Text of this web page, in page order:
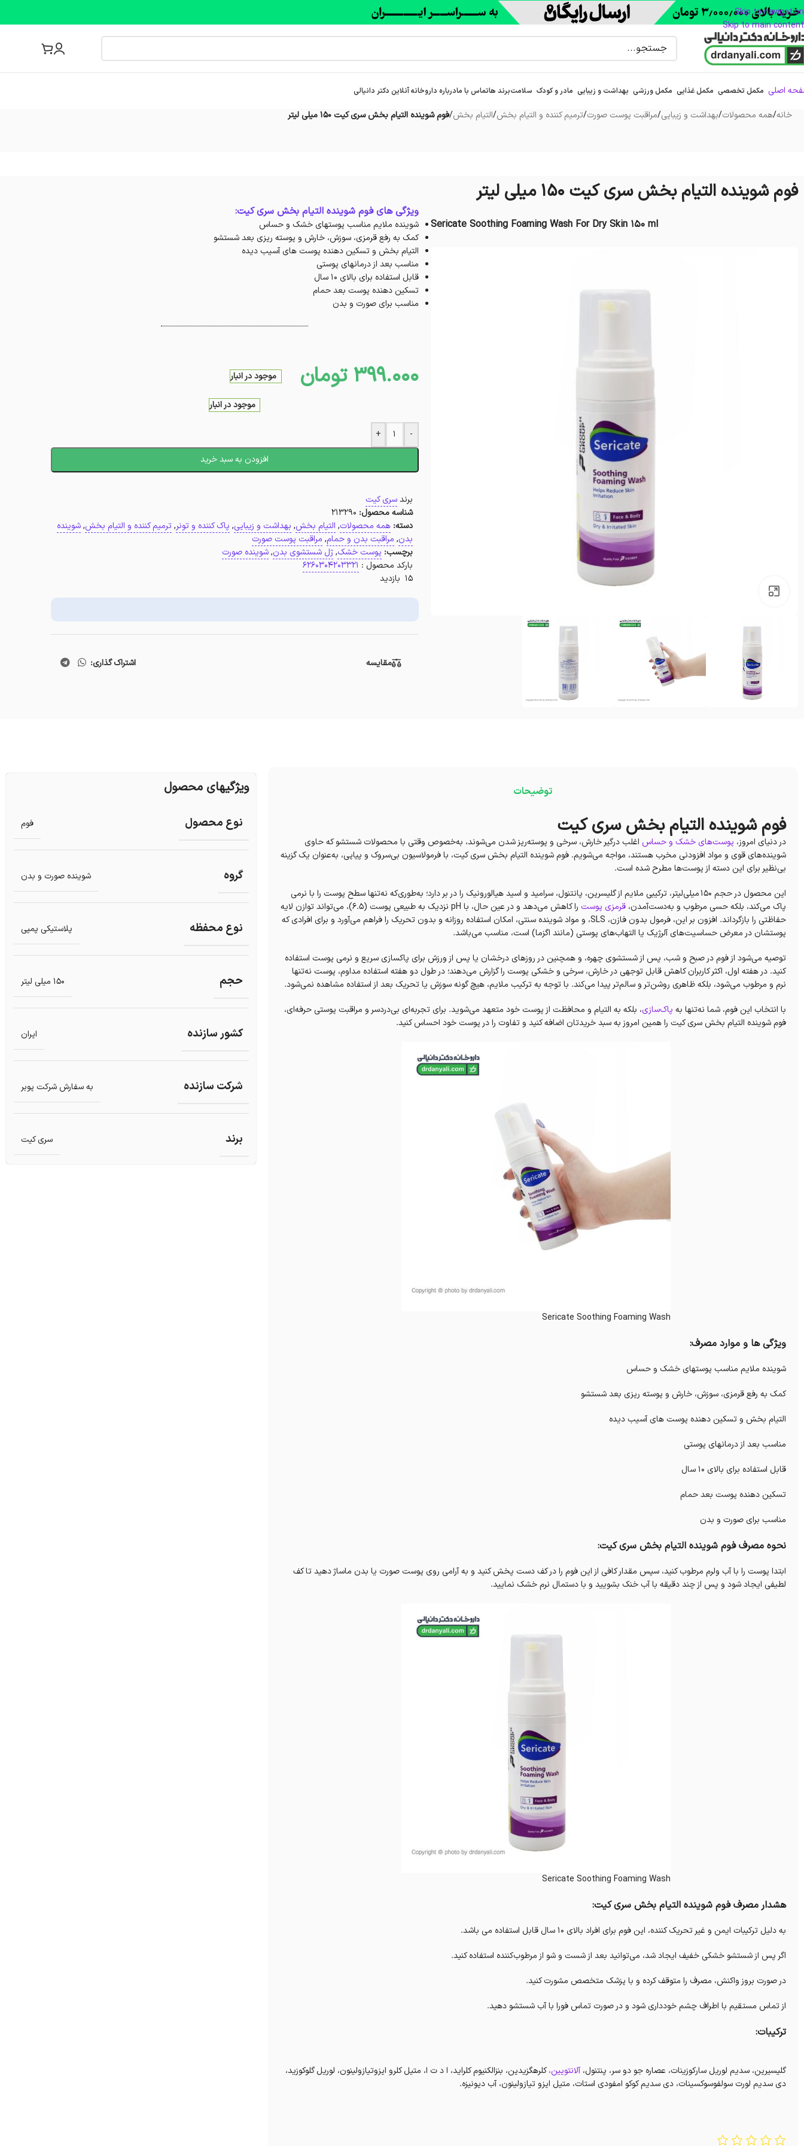
Skip to navigation
Skip to main content
اصلی مکمل تخصصی مکمل غذایی مکمل ورزشی بهداشت و زیبایی مادر و کودک سلامتبرند هاتماس با مادرباره‌ داروخانه آنلاین دکتر دانیالی
خانه/همه محصولات/بهداشت و زیبایی/مراقبت پوست صورت/ترمیم کننده و التیام بخش/التیام بخش/فوم شوینده التیام بخش سری کیت 150 میلی لیتر
فوم شوینده التیام بخش سری کیت 150 میلی لیتر
Sericate Soothing Foaming Wash For Dry Skin 150 ml
ویژگی های فوم شوینده التیام بخش سری کیت:
شوینده ملایم مناسب پوستهای خشک و حساس
کمک به رفع قرمزی، سوزش، خارش و پوسته ریزی بعد شستشو
التیام بخش و تسکین دهنده پوست های آسیب دیده
مناسب بعد از درمانهای پوستی
قابل استفاده برای بالای 10 سال
تسکین دهنده پوست بعد حمام
مناسب برای صورت و بدن
399.000 تومان موجود در انبار
موجود در انبار
-
+
افزودن به سبد خرید
برندسری کیت
شناسه محصول: 213290
دسته: همه محصولات, التیام بخش, بهداشت و زیبایی, پاک کننده و تونر, ترمیم کننده و التیام بخش, شوینده
بدن, مراقبت بدن و حمام, مراقبت پوست صورت
برچسب: پوست خشک, ژل شستشوی بدن, شوینده صورت
بارکد محصول : 6260304203321
15 بازدید
مقایسه اشتراک گذاری:
توضیحات
فوم شوینده التیام بخش سری کیت
در دنیای امروز، پوست‌های خشک و حساس اغلب درگیر خارش، سرخی و پوسته‌ریز شدن می‌شوند، به‌خصوص وقتی با محصولات شستشو که حاوی
شوینده‌های قوی و مواد افزودنی مخرب هستند، مواجه می‌شویم. فوم شوینده التیام بخش سری کیت، با فرمولاسیون بی‌سروک و پیاپی، به‌عنوان یک گزینه
بی‌نظیر برای این دسته از پوست‌ها مطرح شده است.
این محصول در حجم 150 میلی‌لیتر، ترکیبی ملایم از گلیسرین، پانتنول، سرامید و اسید هیالورونیک را در بر دارد؛ به‌طوری‌که نه‌تنها سطح پوست را با نرمی
پاک می‌کند، بلکه حسی مرطوب و به‌دست‌آمدن، قرمزی پوست
را کاهش می‌دهد و در عین حال، با pH نزدیک به طبیعی پوست (6.5)، می‌تواند توازن لایه
حفاظتی را بازگرداند. افزون بر این، فرمول بدون فازن، SLS، و مواد شوینده سنتی، امکان استفاده روزانه و بدون تحریک را فراهم می‌آورد و برای افرادی که
پوستشان در معرض حساسیت‌های آلرژیک یا التهاب‌های پوستی (مانند اگزما) است، مناسب می‌باشد.
توصیه می‌شود از فوم در صبح و شب، پس از شستشوی چهره، و همچنین در روزهای درخشان یا پس از ورزش برای پاکسازی سریع و نرمی پوست استفاده
کنید. در هفته اول، اکثر کاربران کاهش قابل توجهی در خارش، سرخی و خشکی پوست را گزارش می‌دهند؛ در طول دو هفته استفاده مداوم، پوست نه‌تنها
نرم و مرطوب می‌شود، بلکه ظاهری روشن‌تر و سالم‌تر پیدا می‌کند. با توجه به ترکیب ملایم، هیچ گونه سوزش یا تحریک بعد از استفاده مشاهده نمی‌شود.
با انتخاب این فوم، شما نه‌تنها به پاک‌سازی، بلکه به التیام و محافظت از پوست خود متعهد می‌شوید. برای تجربه‌ای بی‌دردسر و مراقبت پوستی حرفه‌ای،
فوم شوینده التیام بخش سری کیت را همین امروز به سبد خریدتان اضافه کنید و تفاوت را در پوست خود احساس کنید.
Sericate Soothing Foaming Wash
ویژگی ها و موارد مصرف:
شوینده ملایم مناسب پوستهای خشک و حساس
کمک به رفع قرمزی، سوزش، خارش و پوسته ریزی بعد شستشو
التیام بخش و تسکین دهنده پوست های آسیب دیده
مناسب بعد از درمانهای پوستی
قابل استفاده برای بالای 10 سال
تسکین دهنده پوست بعد حمام
مناسب برای صورت و بدن
نحوه مصرف فوم شوینده التیام بخش سری کیت:
ابتدا پوست را با آب ولرم مرطوب کنید، سپس مقدار کافی از این فوم را در کف دست پخش کنید و به‌ آرامی روی پوست صورت یا بدن ماساژ دهید تا کف
لطیفی ایجاد شود و پس از چند دقیقه با آب خنک بشویید و با دستمال نرم خشک نمایید.
Sericate Soothing Foaming Wash
هشدار مصرف فوم شوینده التیام بخش سری کیت:
به دلیل ترکیبات ایمن و غیر تحریک‌ کننده، این فوم برای افراد بالای 10 سال قابل استفاده می باشد.
اگر پس از شستشو خشکی خفیف ایجاد شد، می‌توانید بعد از شست‌ و شو از مرطوب‌کننده استفاده کنید.
در صورت بروز واکنش، مصرف را متوقف کرده و با پزشک متخصص مشورت کنید.
از تماس مستقیم با اطراف چشم خودداری شود و در صورت تماس فورا با آب شستشو دهید.
ترکیبات:
گلیسیرین، سدیم لوریل سارکوزینات، عصاره جو دو سر، پنتنول، آلانتویین،کلرهگزیدین، بنزالکنیوم کلراید، ا د ت ا، متیل کلرو ایزوتیازولینون، لوریل گلوکوزید،
دی سدیم لورت سولفوسوکسینات، دی سدیم کوکو امفودی استات، متیل ایزو تیازولینون، آب دیونیزه.
ویژگیهای محصول
نوع محصول فوم
گروه شوینده صورت و بدن
نوع محفظه پلاستیکی پمپی
حجم 150 میلی لیتر
کشور سازنده ایران
شرکت سازنده به سفارش شرکت پوبر
برند سری کیت